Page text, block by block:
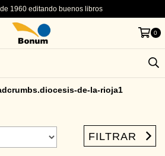
1960 editando buenos libros
0
de-la-rioja1
FILTRAR